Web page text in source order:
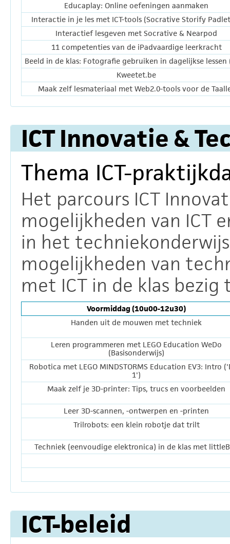
Educaplay: Online oefeningen aanmaken
Interactie in je les met ICT-tools (Socrative Storify
Interactief lesgeven met Socrative & Nearpod
11 competenties van de iPadvaardige leerkracht
Beeld in de klas: Fotografie gebruiken in dagelijkse lessen
Kweetet.be
Maak zelf lesmateriaal met Web2.0-tools voor de
ICT Innovatie &
Thema ICT-
Het parcours ICT
mogelijkheden van ICT
in het
mogelijkheden van
met ICT in de klas bezig
Voormiddag (10u00-12u30)
Handen uit de mouwen met techniek
Leren programmeren met LEGO Education WeDo
(Basisonderwijs)
Robotica met LEGO MINDSTORMS Education EV3: Intro
1')
Maak zelf je 3D-printer: Tips, trucs en voorbeelden
Leer 3D-scannen, -ontwerpen en -printen
Trilrobots: een klein robotje dat trilt
Techniek (eenvoudige elektronica) in de klas met
ICT-beleid